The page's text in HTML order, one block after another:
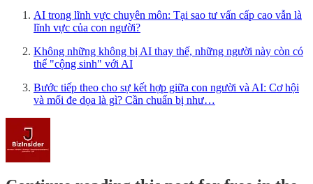
AI trong lĩnh vực chuyên môn: Tại sao tư vấn cấp cao vẫn là
lĩnh vực của con người?
Không những không bị AI thay thế, những người này còn có
thể "cộng sinh" với AI
Bước tiếp theo cho sự kết hợp giữa con người và AI: Cơ hội
và mối đe dọa là gì? Cần chuẩn bị như…